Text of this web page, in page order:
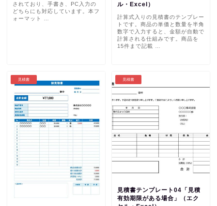
されており、手書き、PC入力の
どちらにも対応しています。本フ
ォーマット …
ル・Excel）
計算式入りの見積書のテンプレー
トです。商品の単価と数量を半角
数字で入力すると、金額が自動で
計算される仕組みです。商品を
15件まで記載 …
見積書 見積書
見積書テンプレート04「見積
有効期限がある場合」（エク